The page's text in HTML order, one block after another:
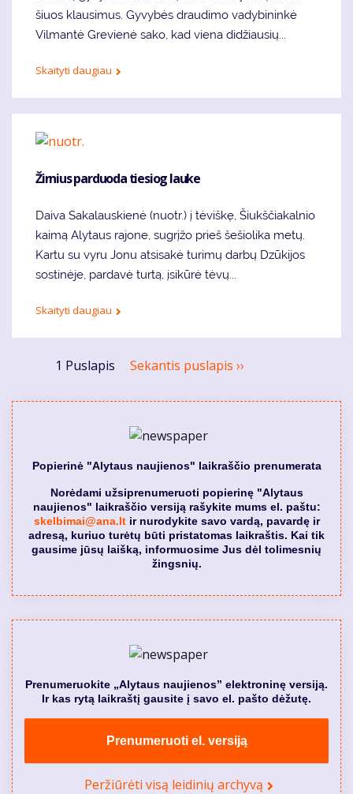
šiuos klausimus. Gyvybės draudimo vadybininkė
Vilmantė Grevienė sako, kad viena didžiausių...
Skaityti daugiau
Žirnius parduoda tiesiog lauke
Daiva Sakalauskienė (nuotr.) į tėviškę, Šiukščiakalnio
kaimą Alytaus rajone, sugrįžo prieš šešiolika metų.
Kartu su vyru Jonu atsisakė turimų darbų Dzūkijos
sostinėje, pardavė turtą, įsikūrė tėvų...
Skaityti daugiau
Pagination
1 Puslapis Sekantis puslapis ››
Popierinė "Alytaus naujienos" laikraščio prenumerata
Norėdami užsiprenumeruoti popierinę "Alytaus
naujienos" laikraščio versiją rašykite mums el. paštu:
skelbimai@ana.ltir nurodykite savo vardą, pavardę ir
adresą, kuriuo turėtų būti pristatomas laikraštis. Kai tik
gausime jūsų laišką, informuosime Jus dėl tolimesnių
žingsnių.
Prenumeruokite „Alytaus naujienos” elektroninę versiją.
Ir kas rytą laikraštį gausite į savo el. pašto dėžutę.
Prenumeruoti el. versiją
Peržiūrėti visą leidinių archyvą